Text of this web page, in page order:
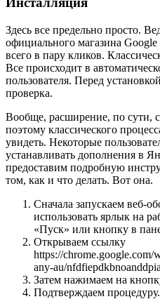
Здесь все предельно просто.
официального магазина
всего в пару кликов.
Все происходит в
пользователя. Перед
проверка.
Вообще, расширение, по сути,
поэтому классического
увидеть. Некоторые
устанавливать дополнения в
предоставим подробную
том, как и что делать. Вот она.
Сначала запускаем веб-
использовать ярлык на
«Пуск» или кнопку в
Открываем ссылку
https://chrome.google.com/
any-au/
Затем нажимаем на
Подтверждаем процедуру.